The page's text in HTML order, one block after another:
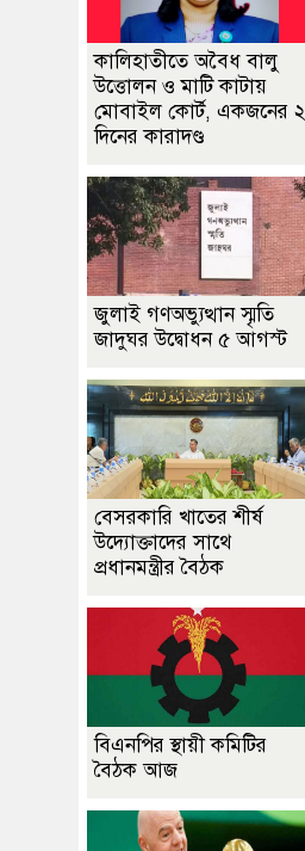
কালিহাতীতে অবৈধ বালু
উত্তোলন ও মাটি কাটায়
মোবাইল কোর্ট, একজনের ২
দিনের কারাদণ্ড
জুলাই গণঅভ্যুত্থান স্মৃতি
জাদুঘর উদ্বোধন ৫ আগস্ট
বেসরকারি খাতের শীর্ষ
উদ্যোক্তাদের সাথে
প্রধানমন্ত্রীর বৈঠক
বিএনপির স্থায়ী কমিটির
বৈঠক আজ